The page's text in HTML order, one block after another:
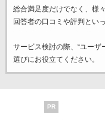
総合満足度だけでなく、様
回答者の口コミや評判とい
サービス検討の際、“ユーザ
選びにお役立てください。
PR